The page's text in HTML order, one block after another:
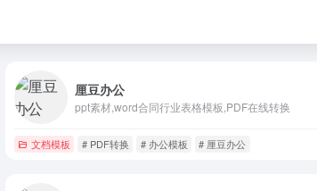
厘豆办公
ppt素材,word合同行业表格模板,PDF在线转换
文档模板 # PDF转换 # 办公模板 # 厘豆办公